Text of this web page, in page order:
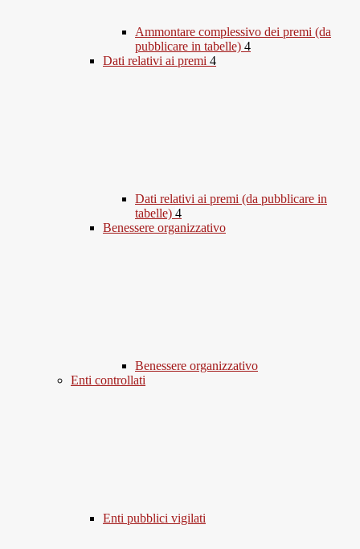
Ammontare complessivo dei premi (da
pubblicare in tabelle) 4
Dati relativi ai premi 4
Dati relativi ai premi (da pubblicare in
tabelle) 4
Benessere organizzativo
Benessere organizzativo
Enti controllati
Enti pubblici vigilati